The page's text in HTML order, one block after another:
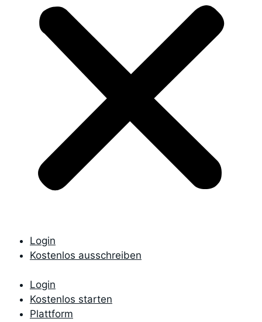
Login
Kostenlos ausschreiben
Login
Kostenlos starten
Plattform